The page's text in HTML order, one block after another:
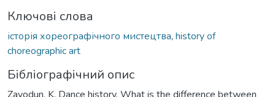
Ключові слова
історія хореографічного мистецтва, history of
choreographic art
Бібліографічний опис